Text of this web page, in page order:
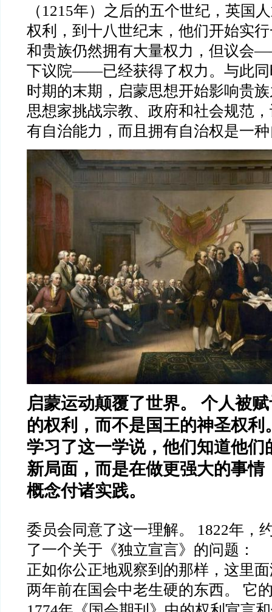
（1215年）之后的五个世纪，英国
权利，到十八世纪末，他们开始实
和贵族仍然拥有大量权力，但议会
下议院——已经获得了权力。与此同
时期的末期，启蒙思想开始影响贵
思想家挑战宗教、政府和社会规范
有自治能力，而且拥有自治权是一
启蒙运动颠覆了世界。 个人被
的权利，而不是国王的神圣权利
学习了这一学说，他们知道他们
新局面，而是在做更强大的事情
概念付诸实践。
委员会同意了这一理解。 1822年，
了一个关于《独立宣言》的问题：
正如你公正地观察到的那样，这里
两年前在国会中老生硬的东西。 它